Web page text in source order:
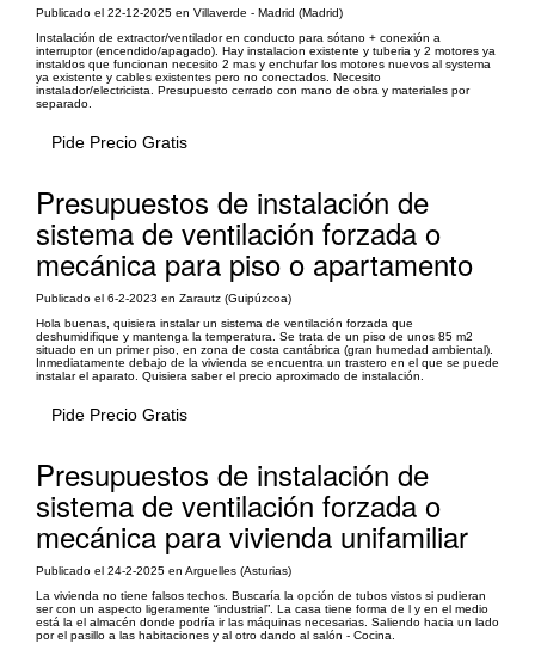
Publicado el 22-12-2025 en Villaverde - Madrid (Madrid)
Instalación de extractor/ventilador en conducto para sótano + conexión a
interruptor (encendido/apagado). Hay instalacion existente y tuberia y 2 motores ya
instaldos que funcionan necesito 2 mas y enchufar los motores nuevos al systema
ya existente y cables existentes pero no conectados. Necesito
instalador/electricista. Presupuesto cerrado con mano de obra y materiales por
separado.
Pide Precio Gratis
Presupuestos de instalación de
sistema de ventilación forzada o
mecánica para piso o apartamento
Publicado el 6-2-2023 en Zarautz (Guipúzcoa)
Hola buenas, quisiera instalar un sistema de ventilación forzada que
deshumidifique y mantenga la temperatura. Se trata de un piso de unos 85 m2
situado en un primer piso, en zona de costa cantábrica (gran humedad ambiental).
Inmediatamente debajo de la vivienda se encuentra un trastero en el que se puede
instalar el aparato. Quisiera saber el precio aproximado de instalación.
Pide Precio Gratis
Presupuestos de instalación de
sistema de ventilación forzada o
mecánica para vivienda unifamiliar
Publicado el 24-2-2025 en Arguelles (Asturias)
La vivienda no tiene falsos techos. Buscaría la opción de tubos vistos si pudieran
ser con un aspecto ligeramente “industrial”. La casa tiene forma de l y en el medio
está la el almacén donde podría ir las máquinas necesarias. Saliendo hacia un lado
por el pasillo a las habitaciones y al otro dando al salón - Cocina.